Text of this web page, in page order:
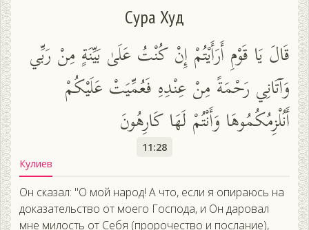
Сура Худ
قَالَ يَا قَوْمِ أَرَأَيْتُمْ إِنْ كُنْتُ عَلَىٰ بَيِّنَةٍ مِنْ رَبِّي
وَآتَانِي رَحْمَةً مِنْ عِنْدِهِ فَعُمِّيَتْ عَلَيْكُمْ
أَنُلْزِمُكُمُوهَا وَأَنْتُمْ لَهَا كَارِهُونَ
11:28
Кулиев
Он сказал: "О мой народ! А что, если я опираюсь на
доказательство от моего Господа, и Он даровал
мне милость от Себя (пророчество и послание),